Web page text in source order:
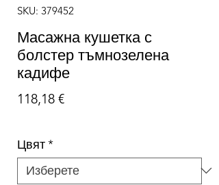
SKU: 379452
Масажна кушетка с
болстер тъмнозелена
кадифе
118,18 €Цена
Цвят*